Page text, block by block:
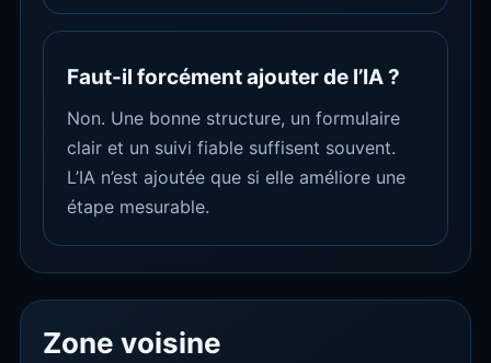
Faut-il forcément ajouter de l’IA ?
Non. Une bonne structure, un formulaire
clair et un suivi fiable suffisent souvent.
L’IA n’est ajoutée que si elle améliore une
étape mesurable.
Zone voisine